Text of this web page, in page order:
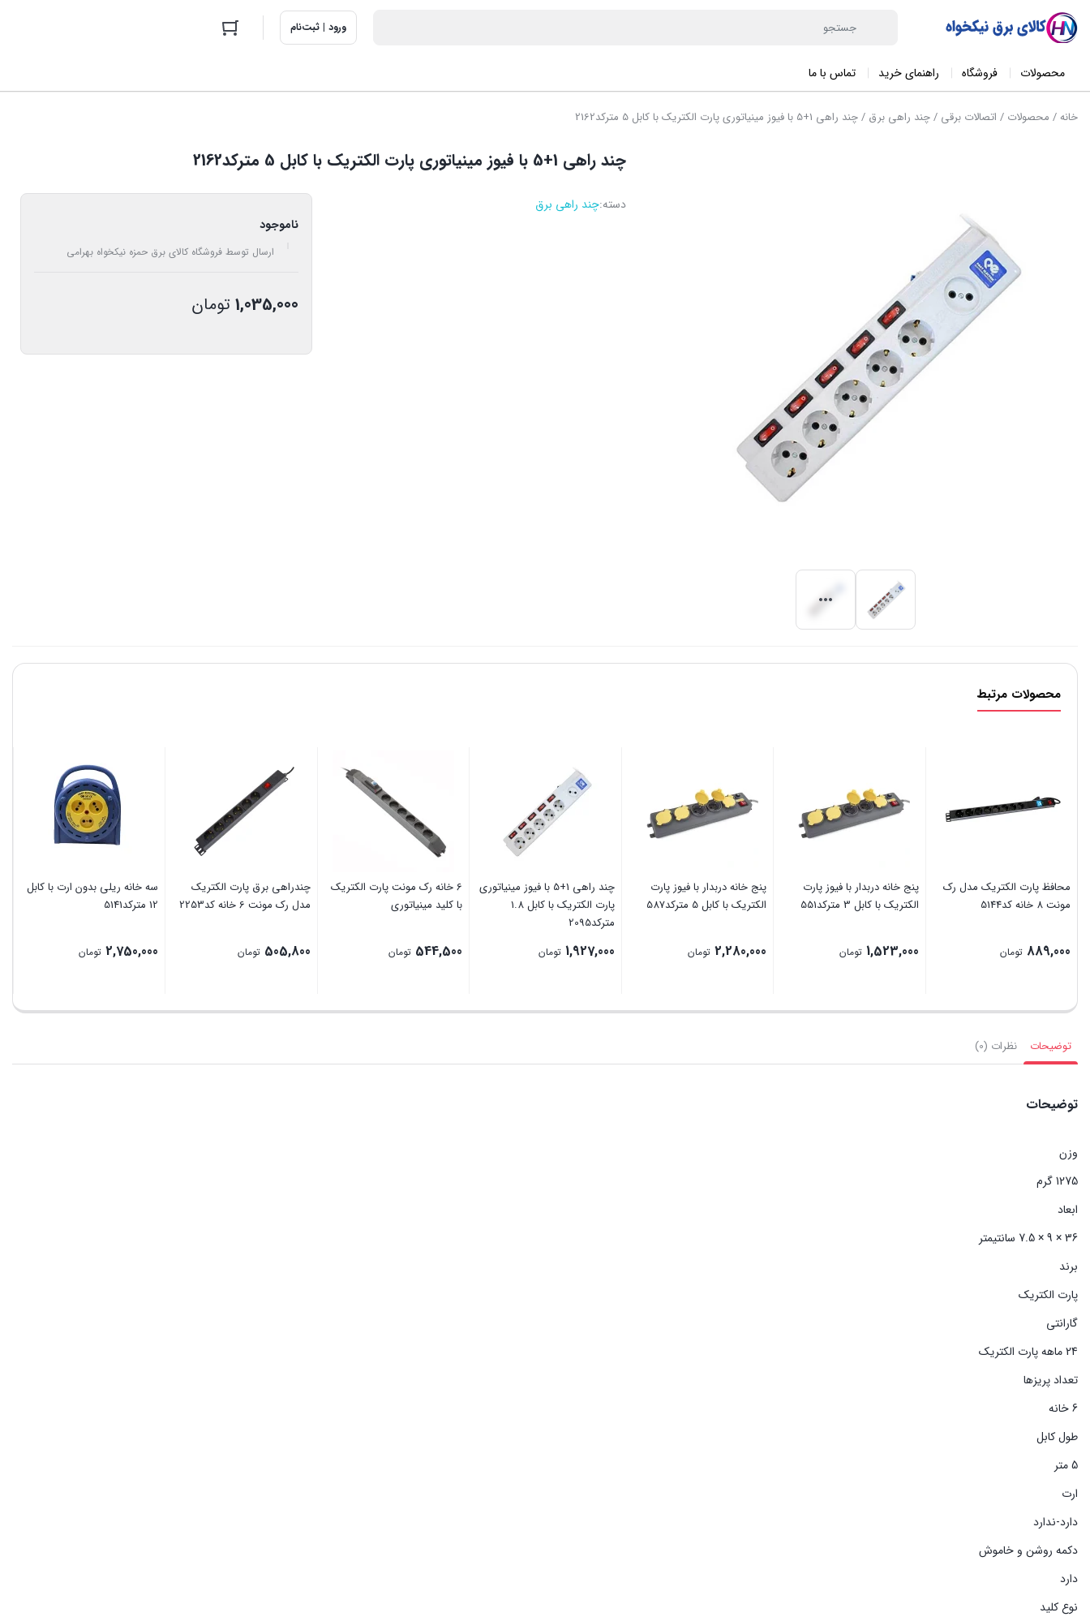
ورود | ثبت‌نام
محصولات فروشگاه راهنمای خرید تماس با ما
خانه/ محصولات / اتصالات برقی /چند راهی برق / چند راهی 1+5 با فیوز مینیاتوری پارت الکتریک با کابل 5 مترکد2162
چند راهی 1+5 با فیوز مینیاتوری پارت الکتریک با کابل 5 مترکد2162
دسته:چند راهی برق
ناموجود
ارسال توسط فروشگاه کالای برق حمزه نیکخواه بهرامی
1,035,000 تومان
محصولات مرتبط
محافظ پارت الکتریک مدل رک
مونت 8 خانه کد5144
889,000 تومان
پنج خانه دربدار با فیوز پارت
الکتریک با کابل 3 مترکد551
1,523,000 تومان
پنج خانه دربدار با فیوز پارت
الکتریک با کابل 5 مترکد587
2,280,000 تومان
چند راهی 1+5 با فیوز مینیاتوری
پارت الکتریک با کابل 1.8
مترکد2095
1,927,000 تومان
6 خانه رک مونت پارت الکتریک
با کلید مینیاتوری
544,500 تومان
چندراهی برق پارت الکتریک
مدل رک مونت 6 خانه کد2253
505,800 تومان
سه خانه ریلی بدون ارت با کابل
12 مترکد5141
2,750,000 تومان
توضیحات نظرات (0)
توضیحات
وزن
1275 گرم
ابعاد
36 × 9 × 7.5 سانتیمتر
برند
پارت الکتریک
گارانتی
24 ماهه پارت الکتریک
تعداد پریزها
6 خانه
طول کابل
5 متر
ارت
دارد-ندارد
دکمه روشن و خاموش
دارد
نوع کلید